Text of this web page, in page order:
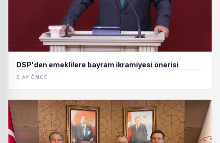
DSP'den emeklilere bayram ikramiyesi önerisi
5 AY ÖNCE